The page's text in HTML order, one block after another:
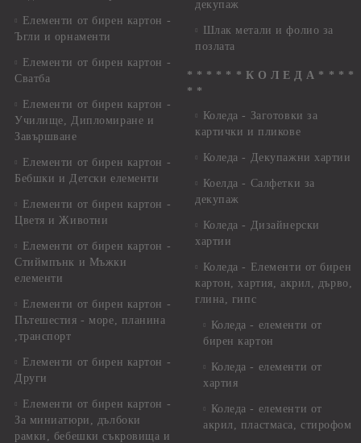
Елементи от бирен картон -
Ъгли и орнаменти
Елементи от бирен картон -
Сватба
Елементи от бирен картон -
Училище, Дипломиране и
Завършване
Елементи от бирен картон -
Бебшки и Детски елементи
Елементи от бирен картон -
Цветя и Животни
Елементи от бирен картон -
Стиймпънк и Мъжки
елементи
Елементи от бирен картон -
Пътешестия - море, планина
,транспорт
Елементи от бирен картон -
Други
Елементи от бирен картон -
За миниатюри, дълбоки
рамки, бебешки съкровища и
декупаж
Шлак метали и фолио за
позлата
* * * * * * К О Л Е Д А * * * *
* *
Коледа - Заготовки за
картички и пликове
Коледа - Декупажни хартии
Коелда - Салфетки за
декупаж
Коледа - Дизайнерски
хартии
Коледа - Eлементи от бирен
картон, хартия, акрил, дърво,
глина, гипс
Коледа - елементи от
бирен картон
Коледа - елементи от
хартия
Коледа - елементи от
акрил, пластмаса, стирофом